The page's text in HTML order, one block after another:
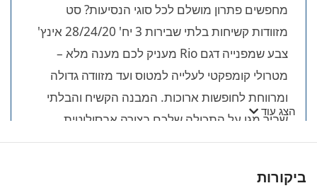
מחפשים פתרון מושלם לכל סוגי הנסיעות? סט
מזוודות קשיחות בלתי שבירות 3 יח' 28/24/20 אינץ'
צבע שמפנייה דגם Rio מעניק לכם מענה מלא –
מטרולי קומפקטי לעלייה למטוס ועד מזוודה גדולה
ומרווחת לחופשות ארוכות. המבנה הקשיח והבלתי
שביר מגן על התכולה שלכם בצורה אבסולוטית.
דגם Rio:
הצג עוד
ביקורות